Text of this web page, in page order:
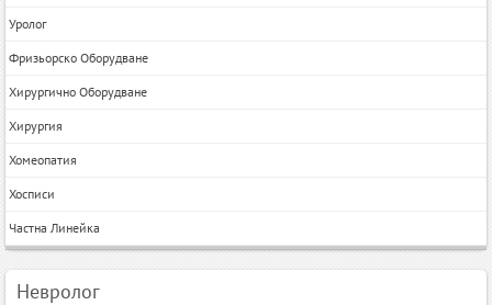
Уролог
Фризьорско Оборудване
Хирургично Оборудване
Хирургия
Хомеопатия
Хосписи
Частна Линейка
Невролог